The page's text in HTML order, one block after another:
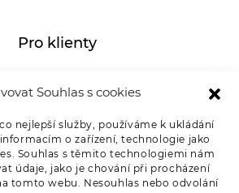
Souhlas s cookies
nejlepší služby, používáme k ukládání
o zařízení, technologie jako
Souhlas s těmito technologiemi nám
údaje, jako je chování při procházení
tomto webu. Nesouhlas nebo odvolání
Pro klienty
Whistleblowing
obchodní podmínky &